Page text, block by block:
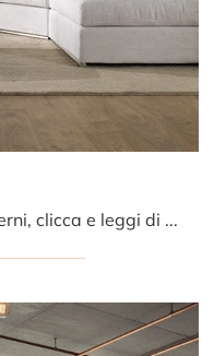
Se vuoi divani per salotti moderni, clicca e leggi di più sul modello 8 Flap in tessuto del brand Albani.